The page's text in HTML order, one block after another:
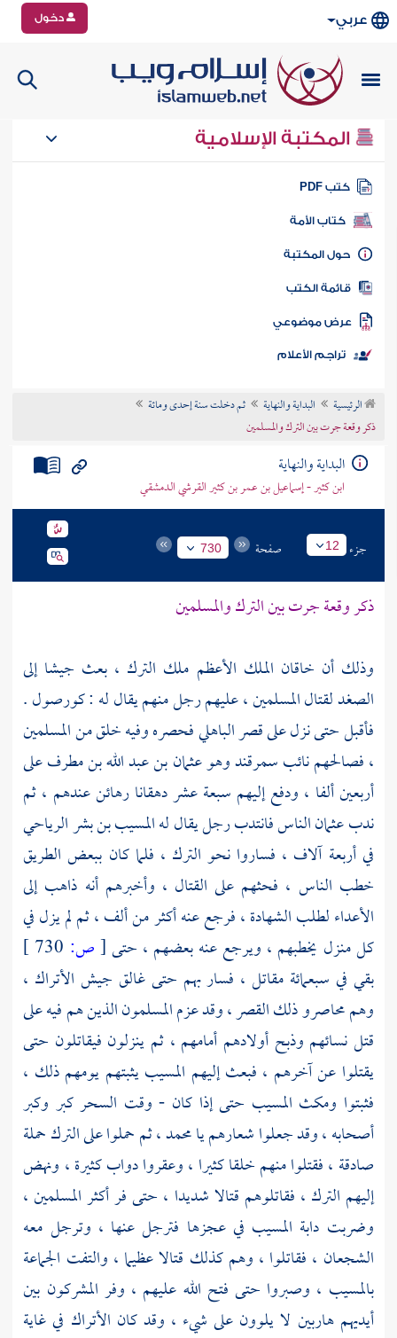
عربي دخول
المكتبة الإسلامية
كتب PDF
كتاب الأمة
المكتبة
الكتب
موضوعي
تراجم الأعلام
الرئيسية البداية والنهاية
ثم دخلت سنة إحدى ومائة
ذكر وقعة جرت بين الترك والمسلمين
البداية والنهاية
ابن كثير - إسماعيل بن عمر بن كثير القرشي الدمشقي
جزء 12 صفحة 730
ذكر وقعة جرت بين الترك والمسلمين
وذلك أن خاقان الملك الأعظم ملك الترك ، بعث جيشا إلى
الصغدلقتال المسلمين ، عليهم رجل منهم يقال له :كورصول.
فأقبل حتى نزل على قصر الباهلي فحصره وفيه خلق من المسلمين
، فصالحهم نائبسمرقندوهوعثمان بن عبد الله بن مطرفعلى
أربعين ألفا ، ودفع إليهم سبعة عشر دهقانا رهائن عندهم ، ثم
ندبعثمانالناس فانتدب رجل يقال لهالمسيب بن بشر الرياحي
في أربعة آلاف ، فساروا نحو الترك ، فلما كان ببعض الطريق
خطب الناس ، فحثهم على القتال ، وأخبرهم أنه ذاهب إلى
الأعداء لطلب الشهادة ، فرجع عنه أكثر من ألف ، ثم لم يزل في
كل منزل يخطبهم ، ويرجع عنه بعضهم ، حتى[ص:
بقي في سبعمائة مقاتل ، فسار بهم حتى غالق جيش الأتراك ،
وهم محاصرو ذلك القصر ، وقد عزم المسلمون الذين هم فيه على
قتل نسائهم وذبح أولادهم أمامهم ، ثم ينزلون فيقاتلون حتى
يقتلوا عن آخرهم ، فبعث إليهم المسيبيثبتهم يومهم ذلك ،
فثبتوا ومكث المسيب حتى إذا كان - وقت السحر كبر وكبر
أصحابه ، وقد جعلوا شعارهم يا محمد ، ثم حملوا علىالتركحملة
صادقة ، فقتلوا منهم خلقا كثيرا ، وعقروا دواب كثيرة ، ونهض
إليهم الترك ، فقاتلوهم قتالا شديدا ، حتى فر أكثر المسلمين ،
وضربت دابة المسيب في عجزها فترجل عنها ، وترجل معه
الشجعان ، فقاتلوا ، وهم كذلك قتالا عظيما ، والتفت الجماعة
بالمسيب ، وصبروا حتى فتح الله عليهم ، وفر المشركون بين
أيديهم هاربين لا يلوون على شيء ، وقد كان الأتراك في غاية